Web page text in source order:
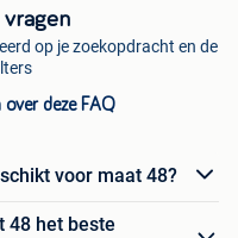
op je zoekopdracht en de
deze FAQ
voor maat 48?
48 het beste